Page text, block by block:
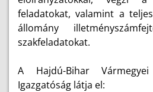
feladatokat, valamint a
állomány
szakfeladatokat.
A Hajdú-Bihar Vármegyei
Igazgatóság látja el: